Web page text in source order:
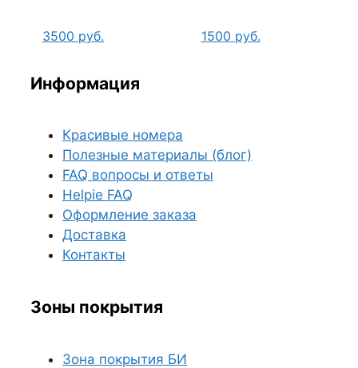
3500 руб. 1500 руб.
Информация
Красивые номера
Полезные материалы (блог)
FAQ вопросы и ответы
Helpie FAQ
Оформление заказа
Доставка
Контакты
Зоны покрытия
Зона покрытия БИ